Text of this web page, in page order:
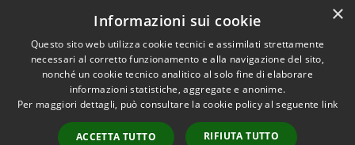
RSS
Accessibilità
Privacy
Cookie
Mappa del sito
Copyright © 2026 • Comune di
Treviglio • Powered by
Municipium•Accesso
redazione
×
Informazioni sui cookie
Questo sito web utilizza cookie tecnici e assimilati strettamente
necessari al corretto funzionamento e alla navigazione del sito,
nonché un cookie tecnico analitico al solo fine di elaborare
informazioni statistiche, aggregate e anonime.
Per maggiori dettagli, può consultare la cookie policy al seguente link
ACCETTA TUTTO RIFIUTA TUTTO